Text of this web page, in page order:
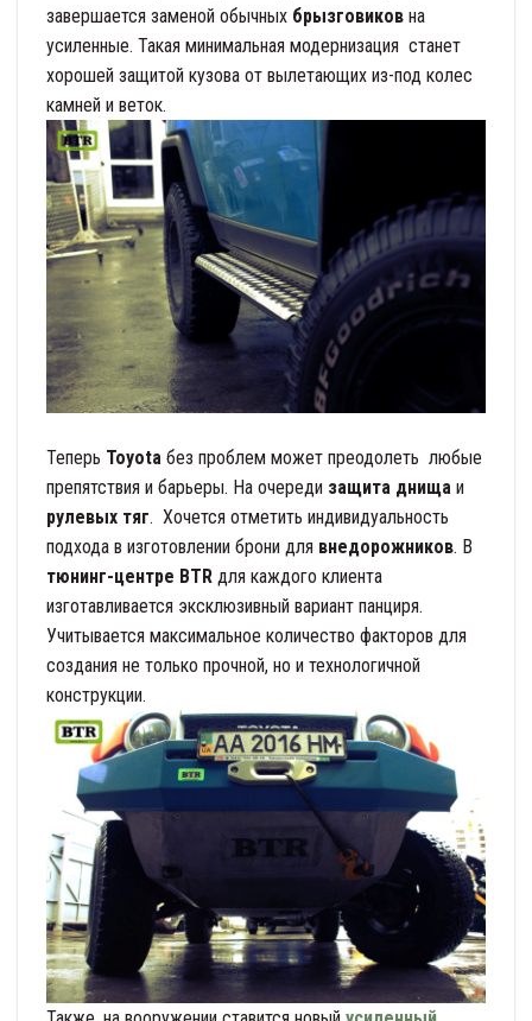
завершается заменой обычных брызговиков на
усиленные. Такая минимальная модернизация станет
хорошей защитой кузова от вылетающих из-под колес
камней и веток.
Теперь Toyota без проблем может преодолеть любые
препятствия и барьеры. На очереди защита днища и
рулевых тяг. Хочется отметить индивидуальность
подхода в изготовлении брони для внедорожников. В
тюнинг-центре BTR для каждого клиента
изготавливается эксклюзивный вариант панциря.
Учитывается максимальное количество факторов для
создания не только прочной, но и технологичной
конструкции.